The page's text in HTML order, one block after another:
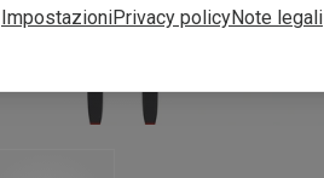
ImpostazioniPrivacy policyNote legali